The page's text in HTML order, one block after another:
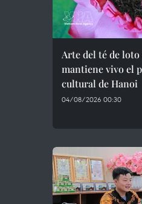
Arte del té de loto
mantiene vivo el
cultural de Hanoi
04/08/2026 00:30